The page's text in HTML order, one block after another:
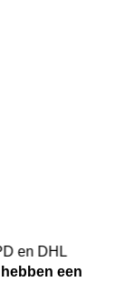
en DHL
een